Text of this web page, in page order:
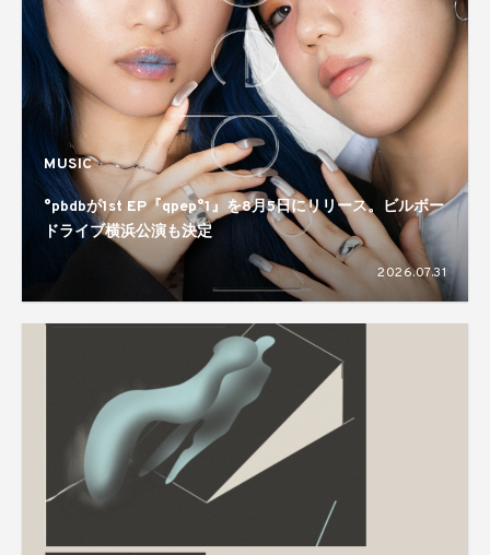
MUSIC
°pbdbが1st EP『qpep°1』を8月5日にリリース。ビルボー
ドライブ横浜公演も決定
2026.07.31